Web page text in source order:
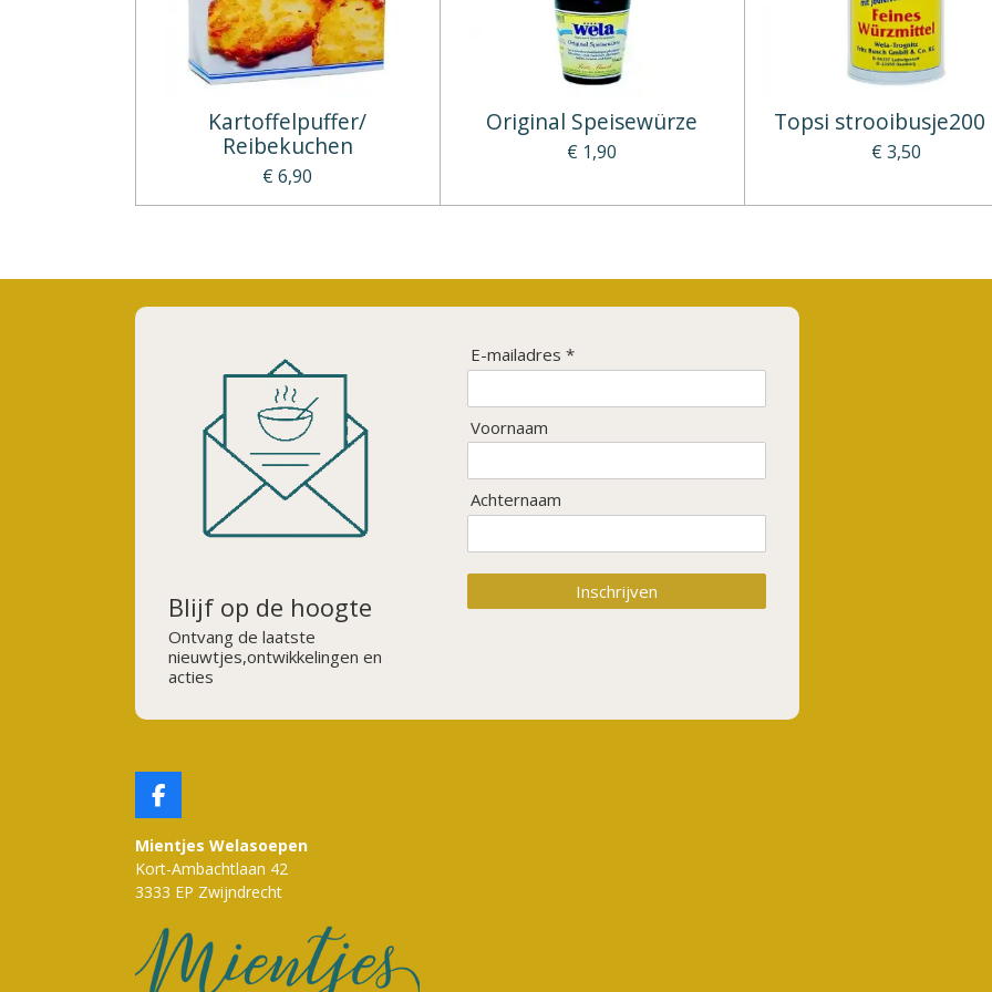
Kartoffelpuffer/
Reibekuchen
€ 6,90
Original Speisewürze
€ 1,90
Topsi strooibusje200
€ 3,50
Blijf op de hoogte
Ontvang de laatste
nieuwtjes,ontwikkelingen en
acties
E-mailadres *
Voornaam
Achternaam
Inschrijven
F
A
C
E
B
O
K
Mientjes Welasoepen
Kort-Ambachtlaan 42
3333 EP Zwijndrecht